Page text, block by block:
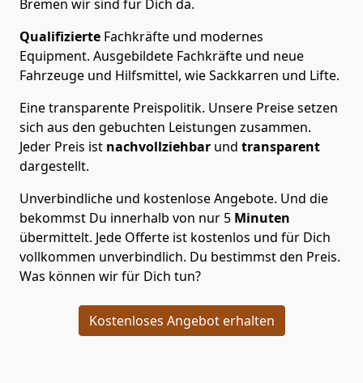
Bremen wir sind für Dich da.
Qualifizierte Fachkräfte und modernes
Equipment. Ausgebildete Fachkräfte und neue
Fahrzeuge und Hilfsmittel, wie Sackkarren und Lifte.
Eine transparente Preispolitik. Unsere Preise setzen
sich aus den gebuchten Leistungen zusammen.
Jeder Preis ist nachvollziehbar und transparent
dargestellt.
Unverbindliche und kostenlose Angebote. Und die
bekommst Du innerhalb von nur 5 Minuten
übermittelt. Jede Offerte ist kostenlos und für Dich
vollkommen unverbindlich. Du bestimmst den Preis.
Was können wir für Dich tun?
Kostenloses Angebot erhalten